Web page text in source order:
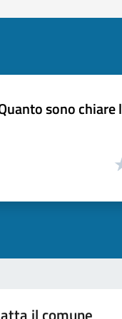
sono
il comune